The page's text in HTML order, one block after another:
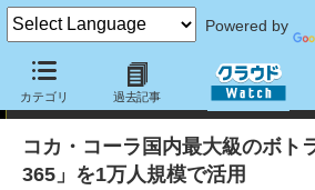
Powered by
カテゴリ 過去記事
ニュース
コカ・コーラ国内最大級のボト
365」を1万人規模で活用